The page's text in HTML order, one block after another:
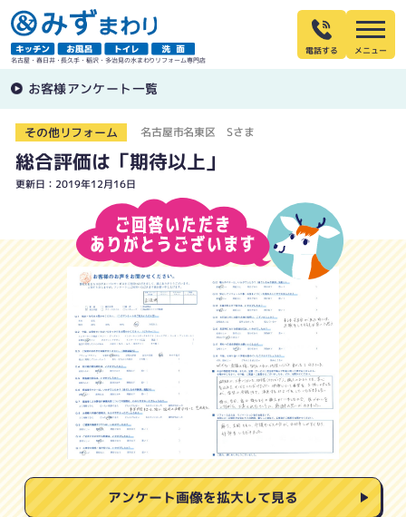
名古屋・春日井・長久手・稲沢・多治見の水まわりリフォーム専門店
電話する
お客様アンケート一覧
その他リフォーム 名古屋市名東区 Sさま
総合評価は「期待以上」
更新日：2019年12月16日
アンケート画像を拡大して見る